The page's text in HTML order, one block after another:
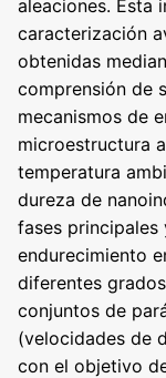
aleaciones. Esta
caracterización
obtenidas
comprensión de
mecanismos de
microestructura
temperatura
dureza de
fases
endurecimiento
diferentes
conjuntos de
(velocidades de
con el objetivo